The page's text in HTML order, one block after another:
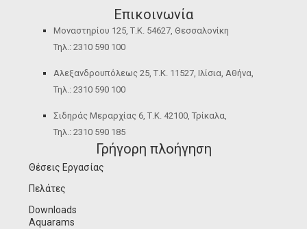
Επικοινωνία
Μοναστηρίου 125, Τ.Κ. 54627, Θεσσαλονίκη
Τηλ.: 2310 590 100
Αλεξανδρουπόλεως 25, Τ.Κ. 11527, Ιλίσια, Αθήνα,
Τηλ.: 2310 590 100
Σιδηράς Μεραρχίας 6, Τ.Κ. 42100, Τρίκαλα,
Τηλ.: 2310 590 185
Γρήγορη πλοήγηση
Θέσεις Εργασίας
Πελάτες
Downloads
Aquarams